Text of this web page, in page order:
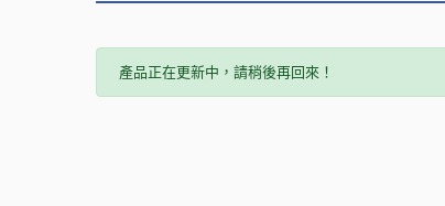
產品正在更新中，請稍後再回來！